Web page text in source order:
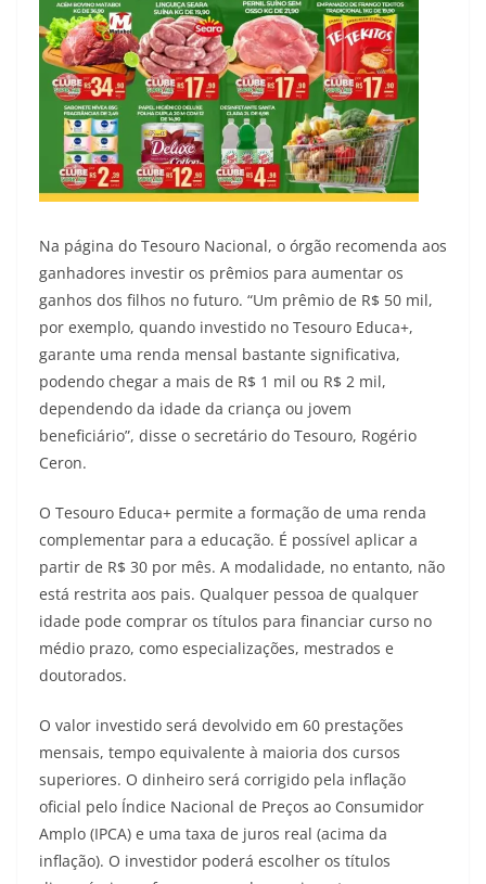
Na página do Tesouro Nacional, o órgão recomenda aos
ganhadores investir os prêmios para aumentar os
ganhos dos filhos no futuro. “Um prêmio de R$ 50 mil,
por exemplo, quando investido no Tesouro Educa+,
garante uma renda mensal bastante significativa,
podendo chegar a mais de R$ 1 mil ou R$ 2 mil,
dependendo da idade da criança ou jovem
beneficiário”, disse o secretário do Tesouro, Rogério
Ceron.
O Tesouro Educa+ permite a formação de uma renda
complementar para a educação. É possível aplicar a
partir de R$ 30 por mês. A modalidade, no entanto, não
está restrita aos pais. Qualquer pessoa de qualquer
idade pode comprar os títulos para financiar curso no
médio prazo, como especializações, mestrados e
doutorados.
O valor investido será devolvido em 60 prestações
mensais, tempo equivalente à maioria dos cursos
superiores. O dinheiro será corrigido pela inflação
oficial pelo Índice Nacional de Preços ao Consumidor
Amplo (IPCA) e uma taxa de juros real (acima da
inflação). O investidor poderá escolher os títulos